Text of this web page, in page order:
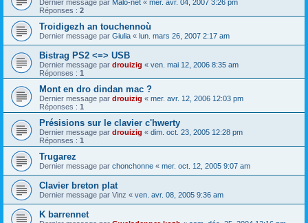
Dernier message par Malo-net « mer. avr. 04, 2007 3:26 pm
Réponses : 2
Troidigezh an touchennoù
Dernier message par Giulia « lun. mars 26, 2007 2:17 am
Bistrag PS2 <=> USB
Dernier message par drouizig « ven. mai 12, 2006 8:35 am
Réponses : 1
Mont en dro dindan mac ?
Dernier message par drouizig « mer. avr. 12, 2006 12:03 pm
Réponses : 1
Présisions sur le clavier c'hwerty
Dernier message par drouizig « dim. oct. 23, 2005 12:28 pm
Réponses : 1
Trugarez
Dernier message par chonchonne « mer. oct. 12, 2005 9:07 am
Clavier breton plat
Dernier message par Vinz « ven. avr. 08, 2005 9:36 am
K barrennet